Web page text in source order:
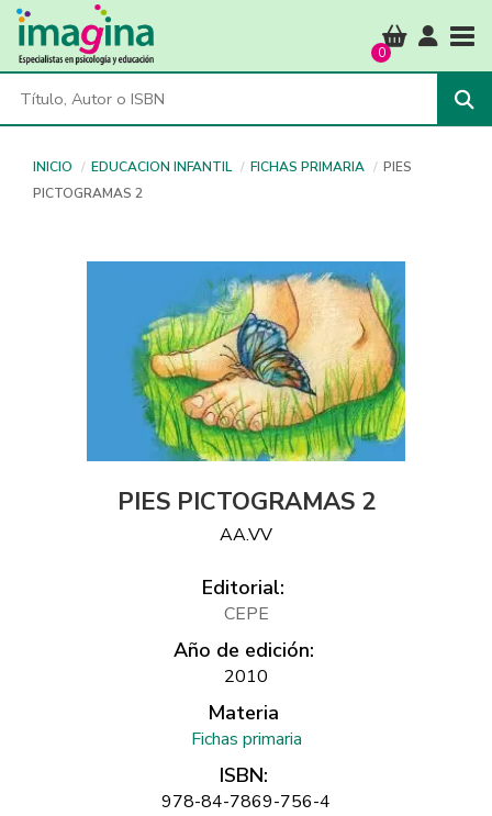
0
INICIO EDUCACION INFANTIL FICHAS PRIMARIA
PIES
PICTOGRAMAS 2
PIES PICTOGRAMAS 2
AA.VV
Editorial:
CEPE
Año de edición:
2010
Materia
Fichas primaria
ISBN:
978-84-7869-756-4